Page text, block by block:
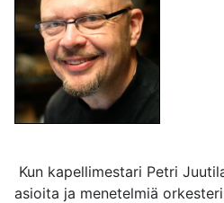
Kun kapellimestari Petri
asioita ja menetelmiä